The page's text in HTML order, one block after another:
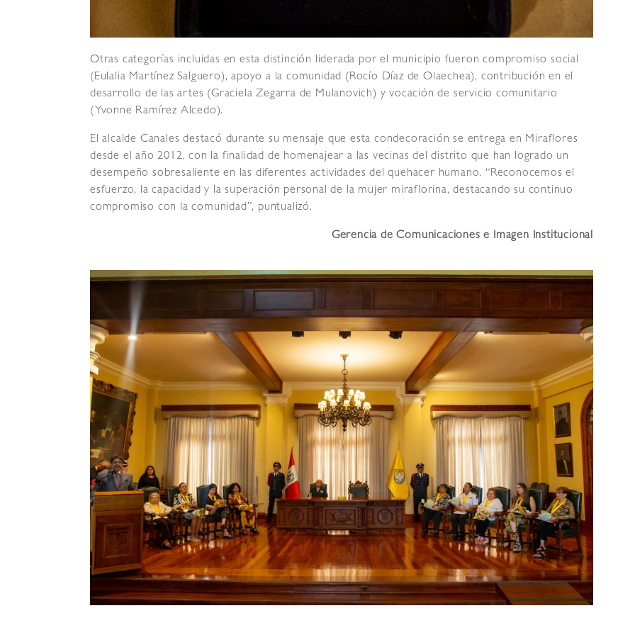
Otras categorías incluidas en esta distinción liderada por el municipio fueron compromiso social
(Eulalia Martínez Salguero), apoyo a la comunidad (Rocío Díaz de Olaechea), contribución en el
desarrollo de las artes (Graciela Zegarra de Mulanovich) y vocación de servicio comunitario
(Yvonne Ramírez Alcedo).
El alcalde Canales destacó durante su mensaje que esta condecoración se entrega en Miraflores
desde el año 2012, con la finalidad de homenajear a las vecinas del distrito que han logrado un
desempeño sobresaliente en las diferentes actividades del quehacer humano. “Reconocemos el
esfuerzo, la capacidad y la superación personal de la mujer miraflorina, destacando su continuo
compromiso con la comunidad”, puntualizó.
Gerencia de Comunicaciones e Imagen Institucional